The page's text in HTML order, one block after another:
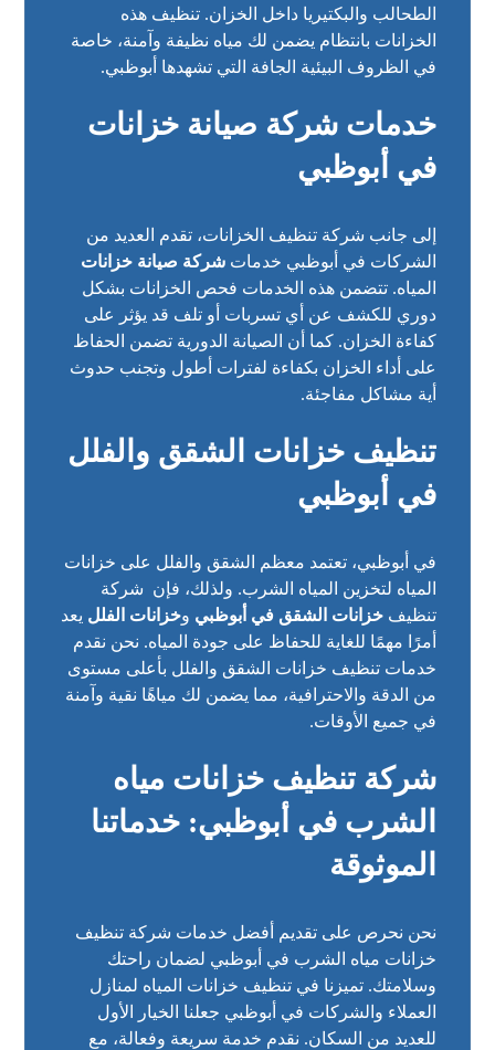
الطحالب والبكتيريا داخل الخزان. تنظيف هذه
الخزانات بانتظام يضمن لك مياه نظيفة وآمنة، خاصة
في الظروف البيئية الجافة التي تشهدها أبوظبي.
خدمات شركة صيانة خزانات
في أبوظبي
إلى جانب شركة تنظيف الخزانات، تقدم العديد من
الشركات في أبوظبي خدماتشركة صيانة خزانات
المياه. تتضمن هذه الخدمات فحص الخزانات بشكل
دوري للكشف عن أي تسربات أو تلف قد يؤثر على
كفاءة الخزان. كما أن الصيانة الدورية تضمن الحفاظ
على أداء الخزان بكفاءة لفترات أطول وتجنب حدوث
أية مشاكل مفاجئة.
تنظيف خزانات الشقق والفلل
في أبوظبي
في أبوظبي، تعتمد معظم الشقق والفلل على خزانات
المياه لتخزين المياه الشرب. ولذلك، فإن شركة
تنظيفخزانات الشقق في أبوظبي وخزانات الفلل يعد
أمرًا مهمًا للغاية للحفاظ على جودة المياه. نحن نقدم
خدمات تنظيف خزانات الشقق والفلل بأعلى مستوى
من الدقة والاحترافية، مما يضمن لك مياهًا نقية وآمنة
في جميع الأوقات.
شركة تنظيف خزانات مياه
الشرب في أبوظبي: خدماتنا
الموثوقة
نحن نحرص على تقديم أفضل خدمات شركة تنظيف
خزانات مياه الشرب في أبوظبي لضمان راحتك
وسلامتك. تميزنا في تنظيف خزانات المياه لمنازل
العملاء والشركات في أبوظبي جعلنا الخيار الأول
للعديد من السكان. نقدم خدمة سريعة وفعالة، مع